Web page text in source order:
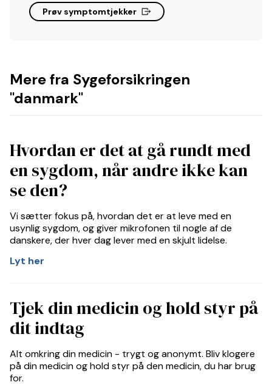
Prøv symptomtjekker
Mere fra Sygeforsikringen
"danmark"
Hvordan er det at gå rundt med
en sygdom, når andre ikke kan
se den?
Vi sætter fokus på, hvordan det er at leve med en
usynlig sygdom, og giver mikrofonen til nogle af de
danskere, der hver dag lever med en skjult lidelse.
Lyt her
Tjek din medicin og hold styr på
dit indtag
Alt omkring din medicin - trygt og anonymt. Bliv klogere
på din medicin og hold styr på den medicin, du har brug
for.